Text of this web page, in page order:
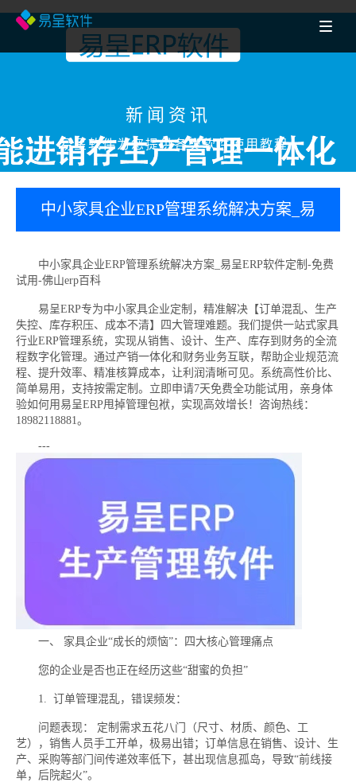
新闻资讯
易呈软件为您提供各类软件使用教程
中小家具企业ERP管理系统解决方案_易
中小家具企业ERP管理系统解决方案_易呈ERP软件定制-免费
试用-佛山erp百科
易呈ERP专为中小家具企业定制，精准解决【订单混乱、生产
失控、库存积压、成本不清】四大管理难题。我们提供一站式家具
行业ERP管理系统，实现从销售、设计、生产、库存到财务的全流
程数字化管理。通过产销一体化和财务业务互联，帮助企业规范流
程、提升效率、精准核算成本，让利润清晰可见。系统高性价比、
简单易用，支持按需定制。立即申请7天免费全功能试用，亲身体
验如何用易呈ERP甩掉管理包袱，实现高效增长！咨询热线：
18982118881。
---
一、 家具企业“成长的烦恼”：四大核心管理痛点
您的企业是否也正在经历这些“甜蜜的负担”
1. 订单管理混乱，错误频发：
问题表现： 定制需求五花八门（尺寸、材质、颜色、工
艺），销售人员手工开单，极易出错；订单信息在销售、设计、生
产、采购等部门间传递效率低下，甚出现信息孤岛，导致“前线接
单，后院起火”。